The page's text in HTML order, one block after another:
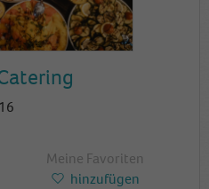
Meine Favoriten
hinzufügen